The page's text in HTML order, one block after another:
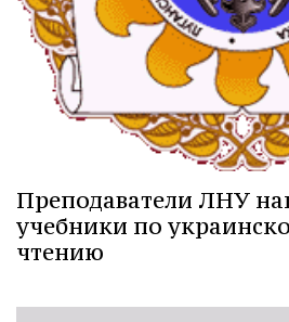
Преподаватели ЛНУ
учебники по
чтению